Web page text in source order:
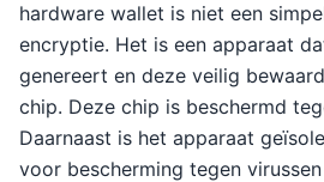
hardware wallet is niet een
encryptie. Het is een apparaat
genereert en deze veilig
chip. Deze chip is beschermd
Daarnaast is het apparaat
voor bescherming tegen